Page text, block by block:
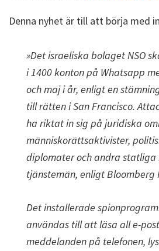
Denna nyhet är till att börja med
»Det israeliska bolaget NSO
i 1400 konton på Whatsapp
och maj i år, enligt en
till rätten i San Francisco.
ha riktat in sig på juridiska
människorättsaktivister,
diplomater och andra statliga
tjänstemän, enligt Bloomberg
Det installerade
användas till att läsa all e-
meddelanden på telefonen,